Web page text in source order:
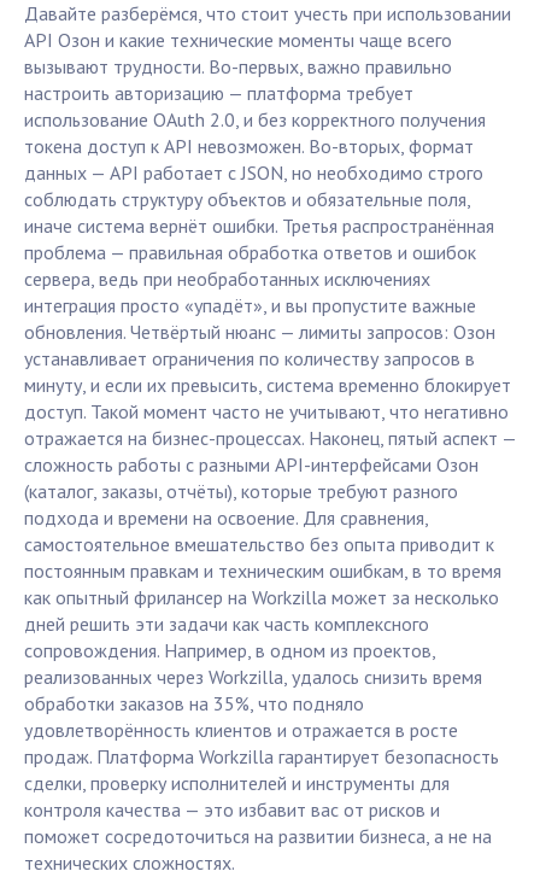
Давайте разберёмся, что стоит учесть при использовании
API Озон и какие технические моменты чаще всего
вызывают трудности. Во-первых, важно правильно
настроить авторизацию — платформа требует
использование OAuth 2.0, и без корректного получения
токена доступ к API невозможен. Во-вторых, формат
данных — API работает с JSON, но необходимо строго
соблюдать структуру объектов и обязательные поля,
иначе система вернёт ошибки. Третья распространённая
проблема — правильная обработка ответов и ошибок
сервера, ведь при необработанных исключениях
интеграция просто «упадёт», и вы пропустите важные
обновления. Четвёртый нюанс — лимиты запросов: Озон
устанавливает ограничения по количеству запросов в
минуту, и если их превысить, система временно блокирует
доступ. Такой момент часто не учитывают, что негативно
отражается на бизнес-процессах. Наконец, пятый аспект —
сложность работы с разными API-интерфейсами Озон
(каталог, заказы, отчёты), которые требуют разного
подхода и времени на освоение. Для сравнения,
самостоятельное вмешательство без опыта приводит к
постоянным правкам и техническим ошибкам, в то время
как опытный фрилансер на Workzilla может за несколько
дней решить эти задачи как часть комплексного
сопровождения. Например, в одном из проектов,
реализованных через Workzilla, удалось снизить время
обработки заказов на 35%, что подняло
удовлетворённость клиентов и отражается в росте
продаж. Платформа Workzilla гарантирует безопасность
сделки, проверку исполнителей и инструменты для
контроля качества — это избавит вас от рисков и
поможет сосредоточиться на развитии бизнеса, а не на
технических сложностях.